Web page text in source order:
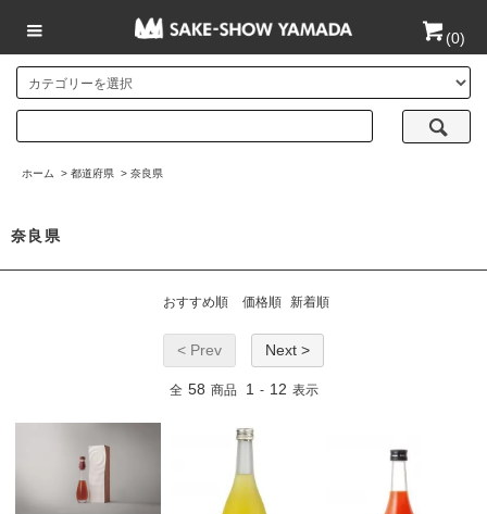
(0)
ホーム > 都道府県 > 奈良県
奈良県
おすすめ順 価格順 新着順
< Prev Next >
全 58 商品 1 - 12 表示